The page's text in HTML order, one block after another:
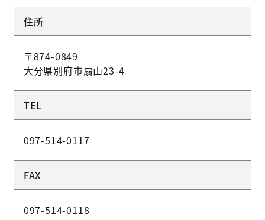
住所
〒874-0849
大分県別府市扇山23-4
TEL
097-514-0117
FAX
097-514-0118